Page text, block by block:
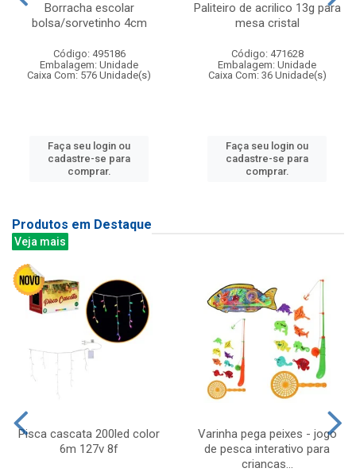
Borracha escolar
bolsa/sorvetinho 4cm
Código: 495186
Embalagem: Unidade
Caixa Com: 576 Unidade(s)
Faça seu login ou
cadastre-se para
comprar.
Paliteiro de acrilico 13g para
mesa cristal
Código: 471628
Embalagem: Unidade
Caixa Com: 36 Unidade(s)
Faça seu login ou
cadastre-se para
comprar.
Produtos em Destaque
Veja mais
Pisca cascata 200led color
6m 127v 8f
Varinha pega peixes - jogo
de pesca interativo para
criancas...